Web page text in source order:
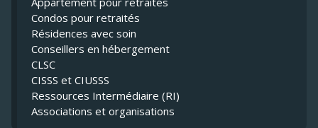
Condos pour retraités
Résidences avec soin
Conseillers en hébergement
CLSC
CISSS et CIUSSS
Ressources Intermédiaire (RI)
Associations et organisations